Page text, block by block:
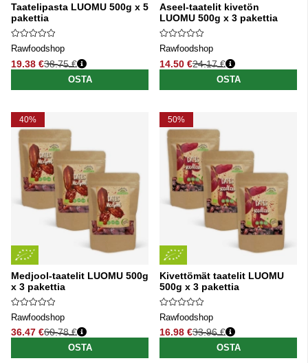
Taatelipasta LUOMU 500g x 5
pakettia
Rawfoodshop
19.38 €
Normaali hinta
38.75 €
OSTA
Aseel-taatelit kivetön
LUOMU 500g x 3 pakettia
Rawfoodshop
14.50 €
Normaali hinta
24.17 €
OSTA
40%
Medjool-taatelit LUOMU 500g
x 3 pakettia
Rawfoodshop
36.47 €
Normaali hinta
60.78 €
OSTA
50%
Kivettömät taatelit LUOMU
500g x 3 pakettia
Rawfoodshop
16.98 €
Normaali hinta
33.96 €
OSTA